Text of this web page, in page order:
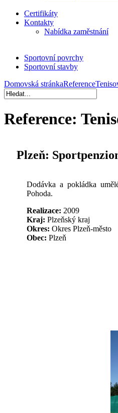
Certifikáty
Kontakty
Nabídka zaměstnání
Sportovní povrchy
Sportovní stavby
Domovská stránkaReference
Reference:
Plzeň:
Dodávka a pokládka
Pohoda.
Realizace: 2009
Kraj: Plzeňský kraj
Okres: Okres Plzeň-město
Obec: Plzeň